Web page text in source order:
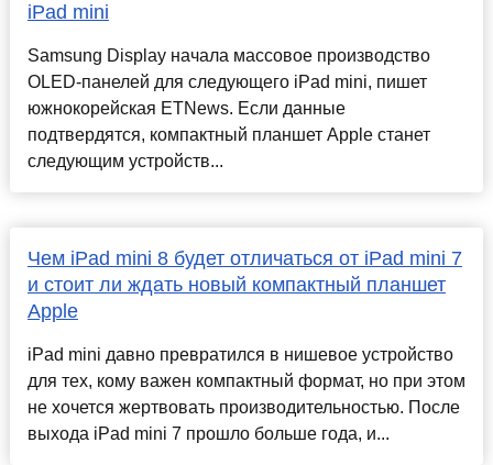
iPad mini
Samsung Display начала массовое производство
OLED-панелей для следующего iPad mini, пишет
южнокорейская ETNews. Если данные
подтвердятся, компактный планшет Apple станет
следующим устройств...
Чем iPad mini 8 будет отличаться от iPad mini 7
и стоит ли ждать новый компактный планшет
Apple
iPad mini давно превратился в нишевое устройство
для тех, кому важен компактный формат, но при этом
не хочется жертвовать производительностью. После
выхода iPad mini 7 прошло больше года, и...